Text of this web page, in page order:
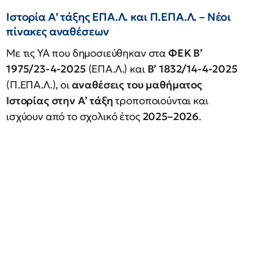
Ιστορία Α’ τάξης ΕΠΑ.Λ. και Π.ΕΠΑ.Λ. – Νέοι
πίνακες αναθέσεων
Με τις ΥΑ που δημοσιεύθηκαν σταΦΕΚ Β’
1975/23-4-2025 (ΕΠΑ.Λ.) και Β’ 1832/14-4-2025
(Π.ΕΠΑ.Λ.), οιαναθέσεις του μαθήματος
Ιστορίας στην Α’ τάξητροποποιούνται και
ισχύουν από το σχολικό έτος 2025–2026.